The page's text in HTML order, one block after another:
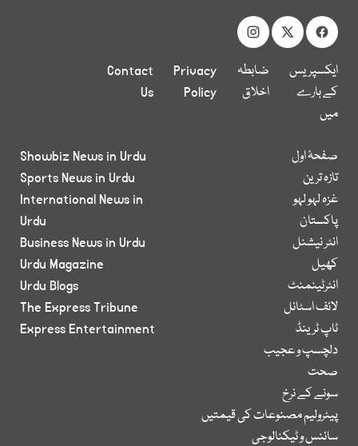
ایکسپریس
کے بارے
میں
ضابطہ
اخلاق
Privacy
Policy
Contact
Us
صفحۂ اول
تازہ ترین
غزہ لہو لہو
پاکستان
انٹر نیشنل
کھیل
انٹرٹینمنٹ
لائف اسٹائل
ٹاپ ٹرینڈ
دلچسپ و عجیب
صحت
سونے کے نرخ
پیٹرولیم مصنوعات کی قیمتیں
سائنس و ٹیکنالوجی
Showbiz News in Urdu
Sports News in Urdu
International News in
Urdu
Business News in Urdu
Urdu Magazine
Urdu Blogs
The Express Tribune
Express Entertainment